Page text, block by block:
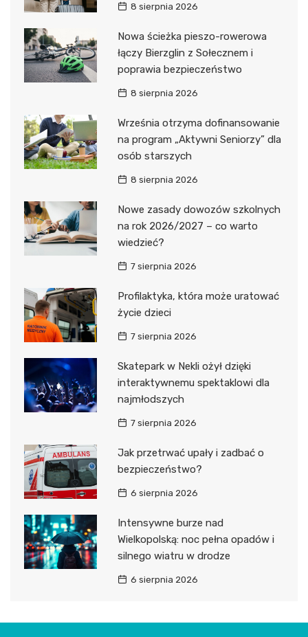
8 sierpnia 2026
Nowa ścieżka pieszo-rowerowa
łączy Bierzglin z Sołecznem i
poprawia bezpieczeństwo
8 sierpnia 2026
Września otrzyma dofinansowanie
na program „Aktywni Seniorzy” dla
osób starszych
8 sierpnia 2026
Nowe zasady dowozów szkolnych
na rok 2026/2027 – co warto
wiedzieć?
7 sierpnia 2026
Profilaktyka, która może uratować
życie dzieci
7 sierpnia 2026
Skatepark w Nekli ożył dzięki
interaktywnemu spektaklowi dla
najmłodszych
7 sierpnia 2026
Jak przetrwać upały i zadbać o
bezpieczeństwo?
6 sierpnia 2026
Intensywne burze nad
Wielkopolską: noc pełna opadów i
silnego wiatru w drodze
6 sierpnia 2026